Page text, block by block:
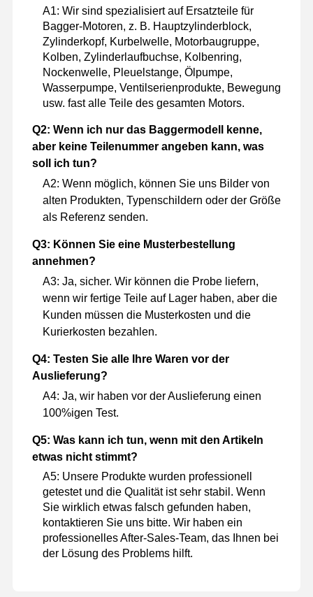
A1: Wir sind spezialisiert auf Ersatzteile für
Bagger-Motoren, z. B. Hauptzylinderblock,
Zylinderkopf, Kurbelwelle, Motorbaugruppe,
Kolben, Zylinderlaufbuchse, Kolbenring,
Nockenwelle, Pleuelstange, Ölpumpe,
Wasserpumpe, Ventilserienprodukte, Bewegung
usw. fast alle Teile des gesamten Motors.
Q2: Wenn ich nur das Baggermodell kenne,
aber keine Teilenummer angeben kann, was
soll ich tun?
A2: Wenn möglich, können Sie uns Bilder von
alten Produkten, Typenschildern oder der Größe
als Referenz senden.
Q3: Können Sie eine Musterbestellung
annehmen?
A3: Ja, sicher. Wir können die Probe liefern,
wenn wir fertige Teile auf Lager haben, aber die
Kunden müssen die Musterkosten und die
Kurierkosten bezahlen.
Q4: Testen Sie alle Ihre Waren vor der
Auslieferung?
A4: Ja, wir haben vor der Auslieferung einen
100%igen Test.
Q5: Was kann ich tun, wenn mit den Artikeln
etwas nicht stimmt?
A5: Unsere Produkte wurden professionell
getestet und die Qualität ist sehr stabil. Wenn
Sie wirklich etwas falsch gefunden haben,
kontaktieren Sie uns bitte. Wir haben ein
professionelles After-Sales-Team, das Ihnen bei
der Lösung des Problems hilft.